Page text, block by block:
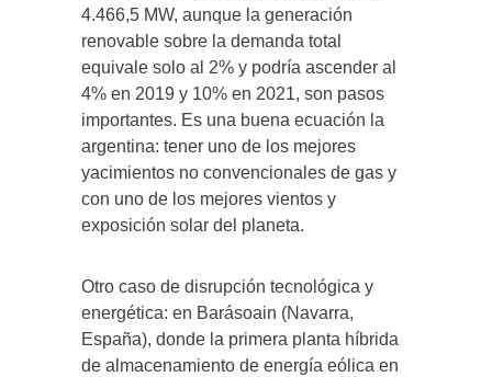
4.466,5 MW, aunque la generación
renovable sobre la demanda total
equivale solo al 2% y podría ascender al
4% en 2019 y 10% en 2021, son pasos
importantes. Es una buena ecuación la
argentina: tener uno de los mejores
yacimientos no convencionales de gas y
con uno de los mejores vientos y
exposición solar del planeta.
Otro caso de disrupción tecnológica y
energética: en Barásoain (Navarra,
España), donde la primera planta híbrida
de almacenamiento de energía eólica en